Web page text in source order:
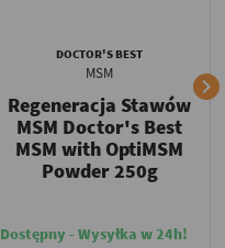
DOCTOR'S BEST
MSM
Regeneracja Stawów
MSM Doctor's Best
MSM with OptiMSM
Powder 250g
Dostępny - Wysyłka w 24h!
